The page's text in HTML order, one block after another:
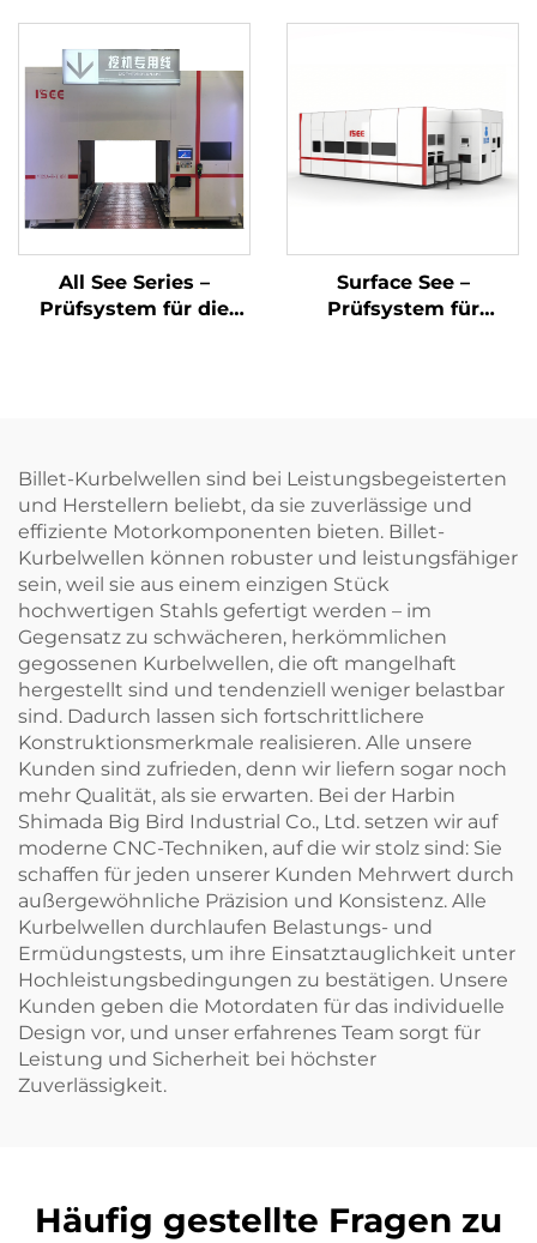
All See Series –
Prüfsystem für die
Surface See –
Prüfsystem für
Billet-Kurbelwellen sind bei Leistungsbegeisterten
und Herstellern beliebt, da sie zuverlässige und
effiziente Motorkomponenten bieten. Billet-
Kurbelwellen können robuster und leistungsfähiger
sein, weil sie aus einem einzigen Stück
hochwertigen Stahls gefertigt werden – im
Gegensatz zu schwächeren, herkömmlichen
gegossenen Kurbelwellen, die oft mangelhaft
hergestellt sind und tendenziell weniger belastbar
sind. Dadurch lassen sich fortschrittlichere
Konstruktionsmerkmale realisieren. Alle unsere
Kunden sind zufrieden, denn wir liefern sogar noch
mehr Qualität, als sie erwarten. Bei der Harbin
Shimada Big Bird Industrial Co., Ltd. setzen wir auf
moderne CNC-Techniken, auf die wir stolz sind: Sie
schaffen für jeden unserer Kunden Mehrwert durch
außergewöhnliche Präzision und Konsistenz. Alle
Kurbelwellen durchlaufen Belastungs- und
Ermüdungstests, um ihre Einsatztauglichkeit unter
Hochleistungsbedingungen zu bestätigen. Unsere
Kunden geben die Motordaten für das individuelle
Design vor, und unser erfahrenes Team sorgt für
Leistung und Sicherheit bei höchster
Zuverlässigkeit.
Häufig gestellte Fragen zu